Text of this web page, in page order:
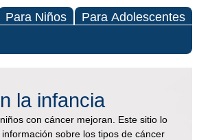
Para Niños Para Adolescentes
la infancia
con cáncer mejoran. Este sitio lo
sobre los tipos de cáncer